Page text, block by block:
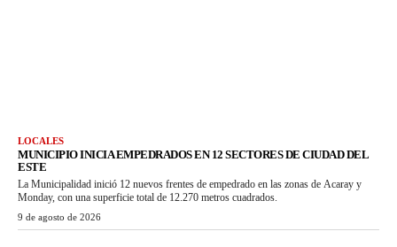
LOCALES
MUNICIPIO INICIA EMPEDRADOS EN 12 SECTORES DE CIUDAD DEL
ESTE
La Municipalidad inició 12 nuevos frentes de empedrado en las zonas de Acaray y
Monday, con una superficie total de 12.270 metros cuadrados.
9 de agosto de 2026